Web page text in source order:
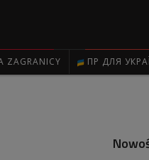
ZAGRANICY ПР ДЛЯ